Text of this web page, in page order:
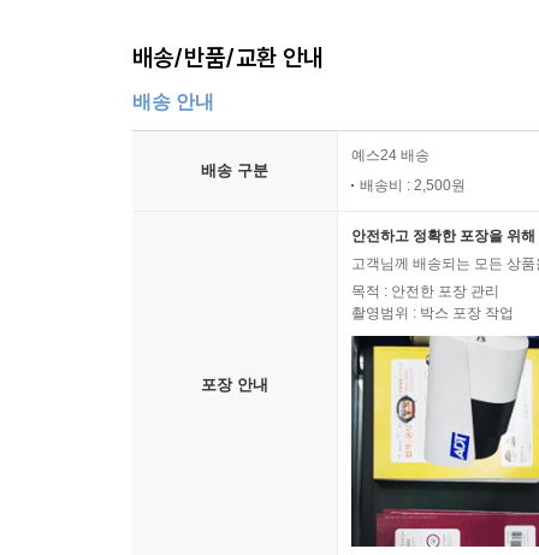
배송/반품/교환 안내
배송 안내
배송 구분
예스24 배송
배송비 : 2,500원
포장 안내
안전하고 정확한 포장을 위
고객님께 배송되는 모든 상
목적 : 안전한 포장 관리
촬영범위 : 박스 포장 작업